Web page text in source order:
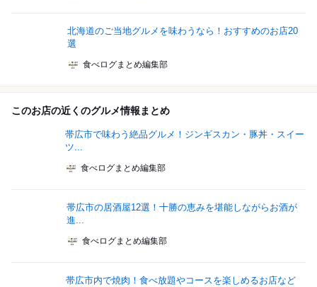
北海道のご当地グルメを味わうなら！おすすめのお店20
選
食べログまとめ編集部
このお店の近くのグルメ情報まとめ
帯広市で味わう絶品グルメ！ジンギスカン・豚丼・スイー
ツ...
食べログまとめ編集部
帯広市の居酒屋12選！十勝の恵みを堪能しながらお酒が
進...
食べログまとめ編集部
帯広市内で焼肉！食べ放題やコースを楽しめるお店など